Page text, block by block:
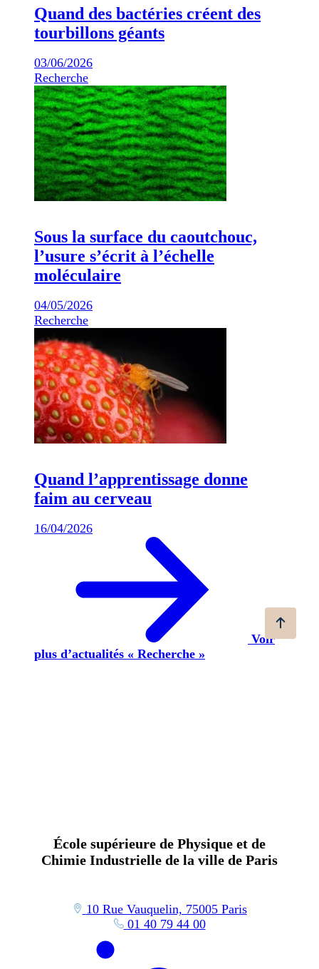
Quand des bactéries créent des
tourbillons géants
03/06/2026
Recherche
Sous la surface du caoutchouc,
l’usure s’écrit à l’échelle
moléculaire
04/05/2026
Recherche
Quand l’apprentissage donne
faim au cerveau
16/04/2026
Voir
plus d’actualités « Recherche »
École supérieure de Physique et de
Chimie Industrielle de la ville de Paris
10 Rue Vauquelin, 75005 Paris
01 40 79 44 00